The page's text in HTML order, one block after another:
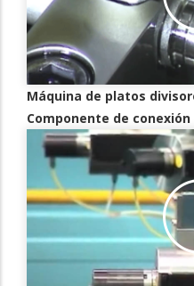
Máquina de platos
Componente de